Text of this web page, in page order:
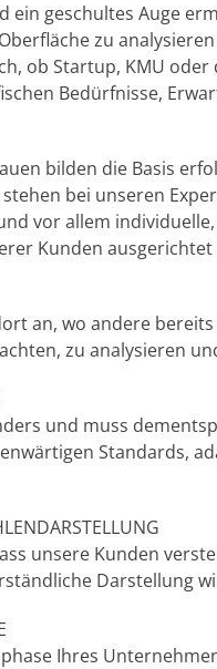
ein geschultes Auge
zu
ob Startup, KMU
Bedürfnisse,
bilden die Basis
bei unseren
vor allem
Kunden ausgerichtet
an, wo andere
zu analysieren
und muss
Standards,
unsere Kunden
Darstellung
Ihres